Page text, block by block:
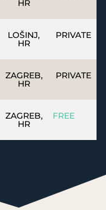
HR
LOŠINJ,
HR
PRIVATE
ZAGREB,
HR
PRIVATE
ZAGREB,
HR
FREE